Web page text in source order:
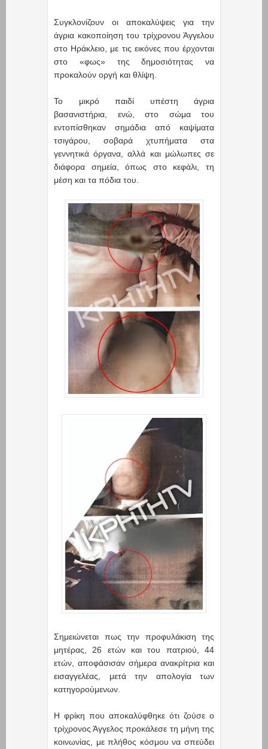
Συγκλονίζουν οι αποκαλύψεις για την
άγρια κακοποίηση του τρίχρονου Άγγελου
στο Ηράκλειο, με τις εικόνες που έρχονται
στο «φως» της δημοσιότητας να
προκαλούν οργή και θλίψη.
Το μικρό παιδί υπέστη άγρια
βασανιστήρια, ενώ, στο σώμα του
εντοπίσθηκαν σημάδια από καψίματα
τσιγάρου, σοβαρά χτυπήματα στα
γεννητικά όργανα, αλλά και μώλωπες σε
διάφορα σημεία, όπως στο κεφάλι, τη
μέση και τα πόδια του.
Σημειώνεται πως την προφυλάκιση της
μητέρας, 26 ετών και του πατριού, 44
ετών, αποφάσισαν σήμερα ανακρίτρια και
εισαγγελέας, μετά την απολογία των
κατηγορούμενων.
Η φρίκη που αποκαλύφθηκε ότι ζούσε ο
τρίχρονος Άγγελος προκάλεσε τη μήνη της
κοινωνίας, με πλήθος κόσμου να σπεύδει